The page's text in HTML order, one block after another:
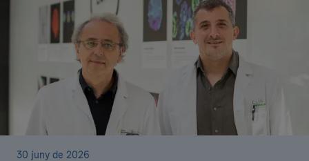
30 juny de 2026